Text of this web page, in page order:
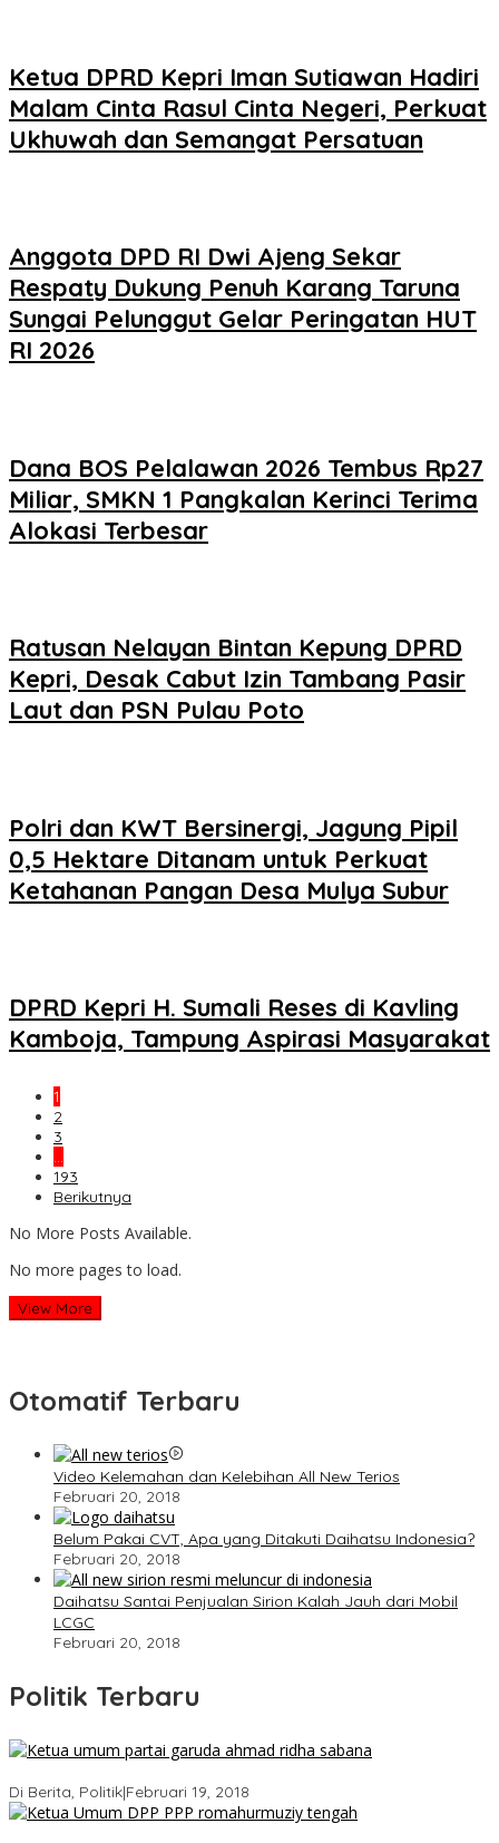
Ketua DPRD Kepri Iman Sutiawan Hadiri
Malam Cinta Rasul Cinta Negeri, Perkuat
Ukhuwah dan Semangat Persatuan
Anggota DPD RI Dwi Ajeng Sekar
Respaty Dukung Penuh Karang Taruna
Sungai Pelunggut Gelar Peringatan HUT
RI 2026
Dana BOS Pelalawan 2026 Tembus Rp27
Miliar, SMKN 1 Pangkalan Kerinci Terima
Alokasi Terbesar
Ratusan Nelayan Bintan Kepung DPRD
Kepri, Desak Cabut Izin Tambang Pasir
Laut dan PSN Pulau Poto
Polri dan KWT Bersinergi, Jagung Pipil
0,5 Hektare Ditanam untuk Perkuat
Ketahanan Pangan Desa Mulya Subur
DPRD Kepri H. Sumali Reses di Kavling
Kamboja, Tampung Aspirasi Masyarakat
1
2
3
…
193
Berikutnya
No More Posts Available.
No more pages to load.
View More
Otomatif Terbaru
Video Kelemahan dan Kelebihan All New Terios
Februari 20, 2018
Belum Pakai CVT, Apa yang Ditakuti Daihatsu Indonesia?
Februari 20, 2018
Daihatsu Santai Penjualan Sirion Kalah Jauh dari Mobil
LCGC
Februari 20, 2018
Politik Terbaru
Di Berita, Politik|Februari 19, 2018